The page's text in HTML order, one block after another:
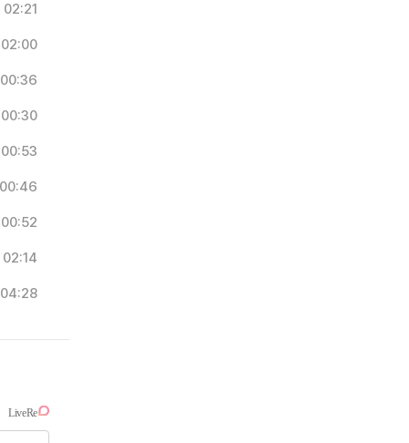
02:21
02:00
00:36
00:30
00:53
00:46
00:52
02:14
04:28